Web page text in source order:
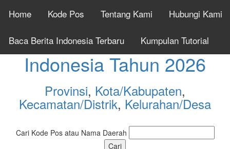
Home Kode Pos Tentang Kami Hubungi Kami
Baca Berita Indonesia Terbaru Kumpulan Tutorial
Cek Kode Pos Seluruh
Indonesia Tahun 2026
Provinsi, Kota/Kabupaten,
Kecamatan/Distrik, Kelurahan/Desa
Cari Kode Pos atau Nama Daerah